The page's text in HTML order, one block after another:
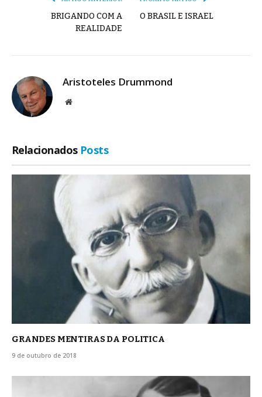
BRIGANDO COM A
REALIDADE
O BRASIL E ISRAEL
Aristoteles Drummond
Site
Relacionados Posts
GRANDES MENTIRAS DA POLITICA
9 de outubro de 2018